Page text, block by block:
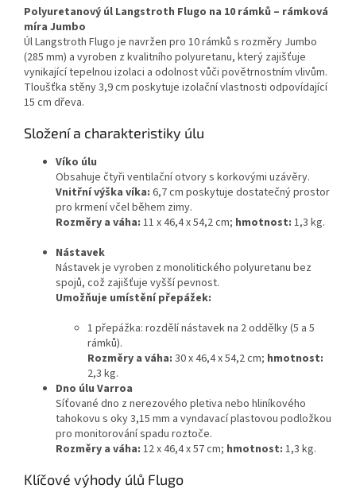
Polyuretanový úl Langstroth Flugo na 10 rámků – rámková
míra Jumbo
Úl Langstroth Flugo je navržen pro 10 rámků s rozměry Jumbo
(285 mm) a vyroben z kvalitního polyuretanu, který zajišťuje
vynikající tepelnou izolaci a odolnost vůči povětrnostním vlivům.
Tloušťka stěny 3,9 cm poskytuje izolační vlastnosti odpovídající
15 cm dřeva.
Složení a charakteristiky úlu
Víko úlu
Obsahuje čtyři ventilační otvory s korkovými uzávěry.
Vnitřní výška víka: 6,7 cm poskytuje dostatečný prostor
pro krmení včel během zimy.
Rozměry a váha: 11 x 46,4 x 54,2 cm; hmotnost: 1,3 kg.
Nástavek
Nástavek je vyroben z monolitického polyuretanu bez
spojů, což zajišťuje vyšší pevnost.
Umožňuje umístění přepážek:
1 přepážka: rozdělí nástavek na 2 oddělky (5 a 5
rámků).
Rozměry a váha: 30 x 46,4 x 54,2 cm; hmotnost:
2,3 kg.
Dno úlu Varroa
Síťované dno z nerezového pletiva nebo hliníkového
tahokovu s oky 3,15 mm a vyndavací plastovou podložkou
pro monitorování spadu roztoče.
Rozměry a váha: 12 x 46,4 x 57 cm; hmotnost: 1,3 kg.
Klíčové výhody úlů Flugo